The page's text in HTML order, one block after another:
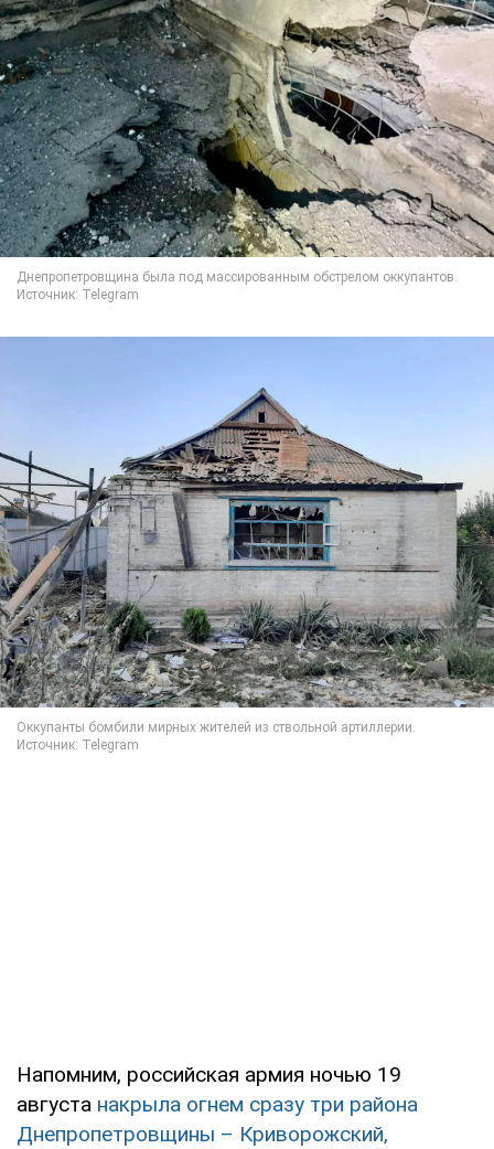
Напомним, российская армия ночью 19
августа накрыла огнем сразу три района
Днепропетровщины – Криворожский,